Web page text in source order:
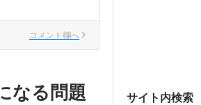
コメント欄へ
なる問題 サイト内検索